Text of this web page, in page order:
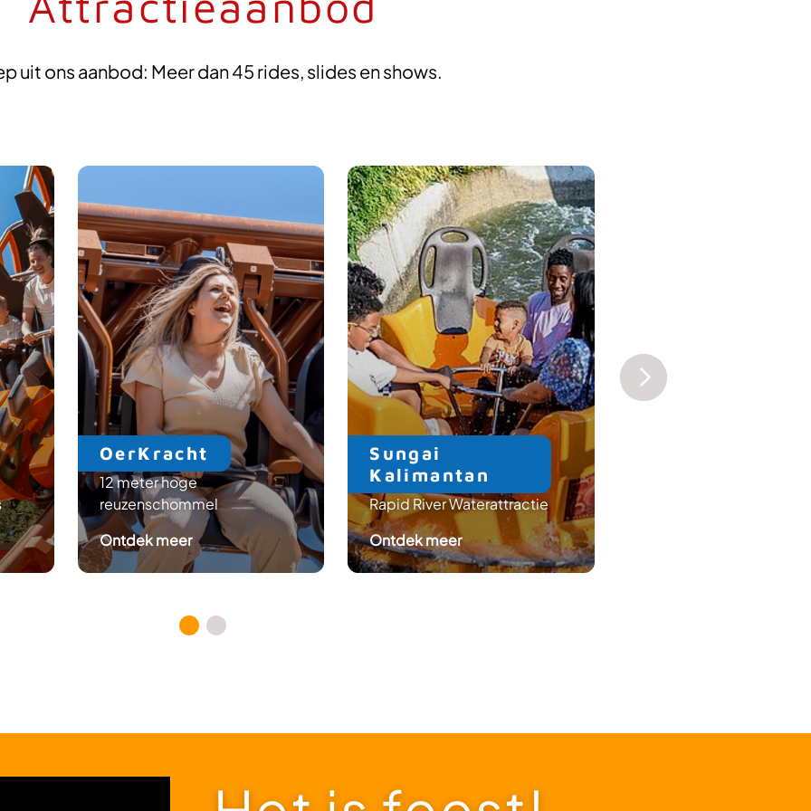
uit ons aanbod: Meer dan 45 rides, slides en shows.
OerKracht
12 meter hoge
reuzenschommel
Ontdek meer: OerKracht
Sungai
Kalimantan
Rapid River Waterattractie
Ontdek meer: Sungai Kalimantan